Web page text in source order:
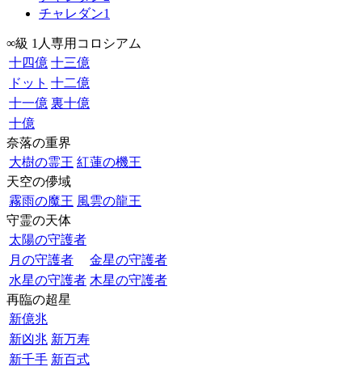
チャレダン1
∞級 1人専用コロシアム
十四億 十三億
ドット 十二億
十一億 裏十億
十億
奈落の重界
大樹の霊王 紅蓮の機王
天空の儚域
霧雨の魔王 風雲の龍王
守霊の天体
太陽の守護者
月の守護者
金星の守護者
水星の守護者 木星の守護者
再臨の超星
新億兆
新凶兆 新万寿
新千手 新百式